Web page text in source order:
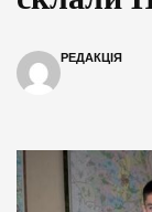
РЕДАКЦІЯ